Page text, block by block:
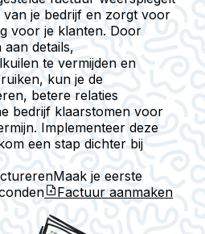
van je bedrijf en zorgt voor
voor je klanten. Door
details,
te vermijden en
kun je de
betere relaties
bedrijf klaarstomen voor
Implementeer deze
een stap dichter bij
Maak je eerste
Factuur aanmaken